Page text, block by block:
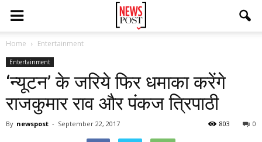
Home Entertainment
Entertainment
‘न्यूटन’ के जरिये फिर धमाका करेंगे
राजकुमार राव और पंकज त्रिपाठी
By newspost - September 22, 2017 0
803